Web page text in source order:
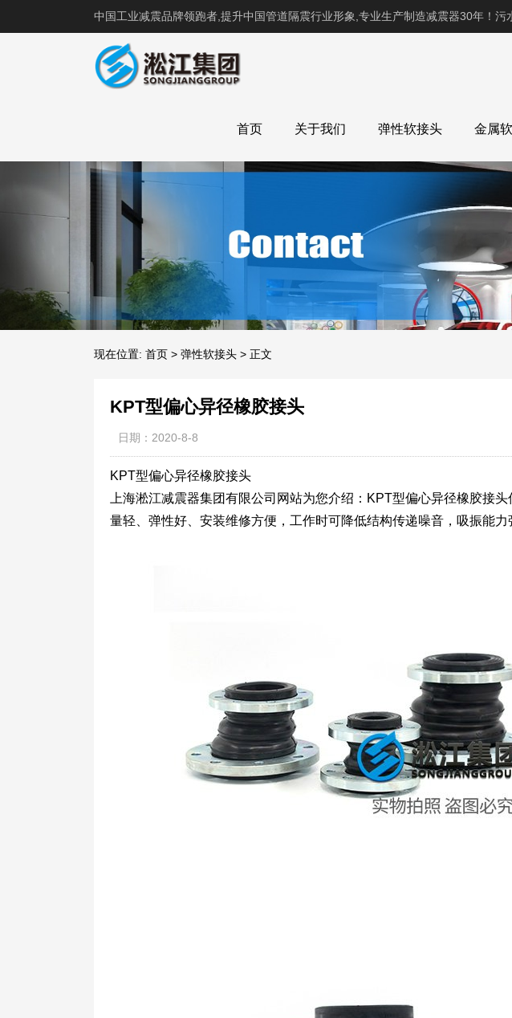
中国工业减震品牌领跑者,提升中国管道隔震行业形象,专业生产制造减震器30年！污
首页 关于我们 弹性软接头 金属
现在位置: 首页 > 弹性软接头 > 正文
KPT型偏心异径橡胶接头
日期：2020-8-8
KPT型偏心异径橡胶接头
上海淞江减震器集团有限公司网站为您介绍：KPT型偏心异径橡胶接
量轻、弹性好、安装维修方便，工作时可降低结构传递噪音，吸振能力